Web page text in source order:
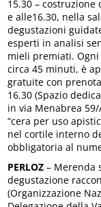
15.30 –
e alle16.30, nella
degustazioni
esperti in analisi
mieli premiati.
circa 45 minuti, è
gratuite con
16.30 (Spazio
in via Menabrea
“cera per uso
nel cortile interno
obbligatoria al
PERLOZ – Merenda
degustazione
(Organizzazione